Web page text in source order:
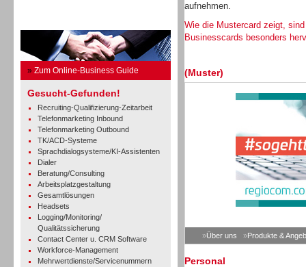
» Zum Online-Business Guide
Gesucht-Gefunden!
Recruiting-Qualifizierung-Zeitarbeit
Telefonmarketing Inbound
Telefonmarketing Outbound
TK/ACD-Systeme
Sprachdialogsysteme/KI-Assistenten
Dialer
Beratung/Consulting
Arbeitsplatzgestaltung
Gesamtlösungen
Headsets
Logging/Monitoring/
Qualitätssicherung
Contact Center u. CRM Software
Workforce-Management
Mehrwertdienste/Servicenummern
aufnehmen.
Wie die Mustercard zeigt,
Businesscards besonders
(Muster)
»Über uns »Produkte &
Personal